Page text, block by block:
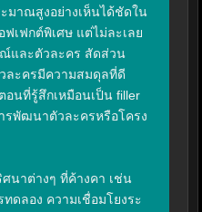
มาณสูงอย่างเห็นได้ชัดใน
เฟกต์พิเศษ แต่ไม่ละเลย
และตัวละคร สัดส่วน
ะครมีความสมดุลที่ดี
นที่รู้สึกเหมือนเป็น filler
พัฒนาตัวละครหรือโครง
นาต่างๆ ที่ค้างคา เช่น
ดลอง ความเชื่อมโยงระ